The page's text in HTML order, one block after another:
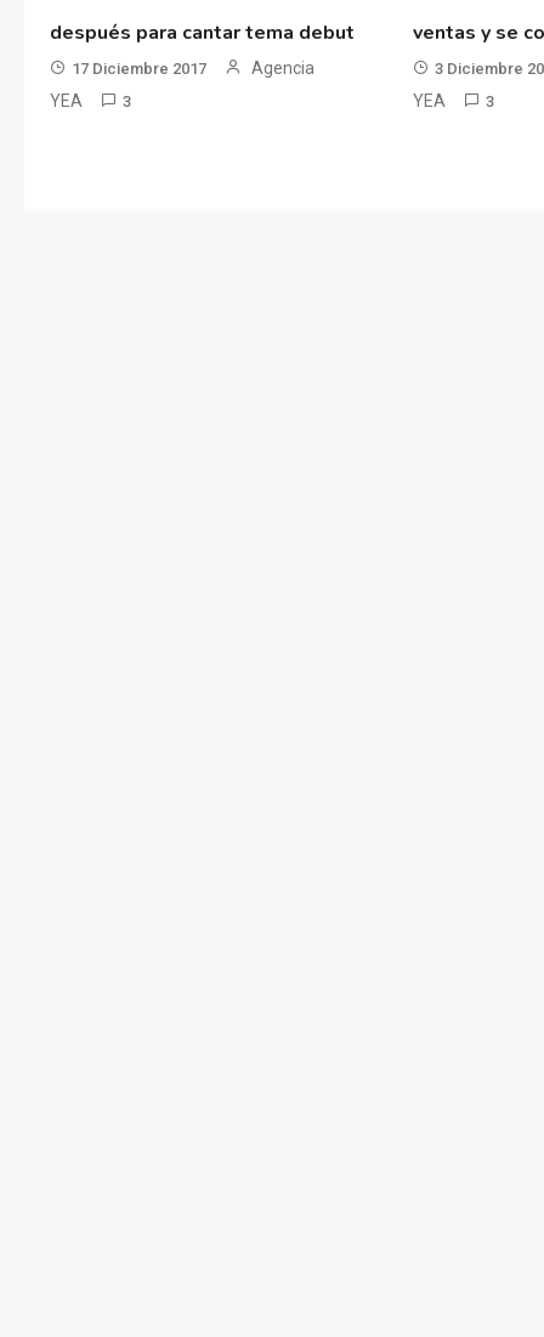
después para cantar tema debut
17 Diciembre 2017
Agencia
YEA
3
ventas y se
3 Diciembre
YEA
3